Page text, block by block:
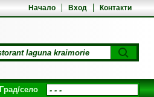
Начало Вход Контакти
Град/село